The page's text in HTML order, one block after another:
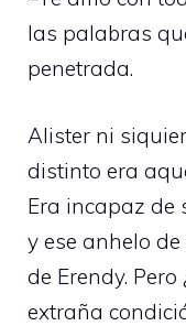
las palabras
penetrada.
Alister ni
distinto era
Era incapaz de
y ese anhelo
de Erendy. Pero
extraña